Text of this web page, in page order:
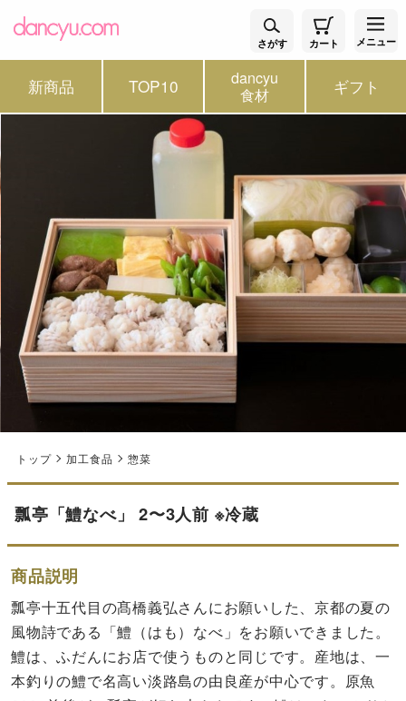
さがす カート メニュー
新商品 TOP10 dancyu
食材 ギフト
トップ 加工食品 惣菜
瓢亭「鱧なべ」 2〜3人前 ※冷蔵
商品説明
瓢亭十五代目の髙橋義弘さんにお願いした、京都の夏の
風物詩である「鱧（はも）なべ」をお願いできました。
鱧は、ふだんにお店で使うものと同じです。産地は、一
本釣りの鱧で名高い淡路島の由良産が中心です。原魚